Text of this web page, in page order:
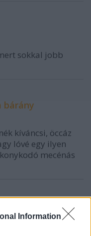
Information
sokkal jobb
bárány
kíváncsi, öccáz
lóvé egy ilyen
mecénás